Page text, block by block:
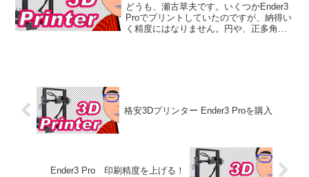
どうも、瀬古草夫です。いくつかEnder3
Proでプリントしていたのですが、納得い
く精度にはなりません。円や、正多角形
格安3Dプリンター Ender3 Proを購入
Ender3 Pro 印刷精度を上げる！